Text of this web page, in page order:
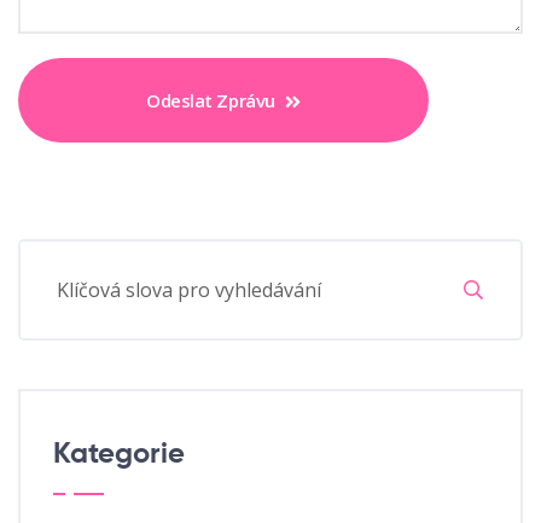
Odeslat Zprávu
Kategorie